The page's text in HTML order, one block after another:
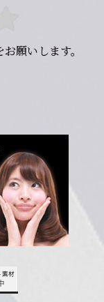
願いします。